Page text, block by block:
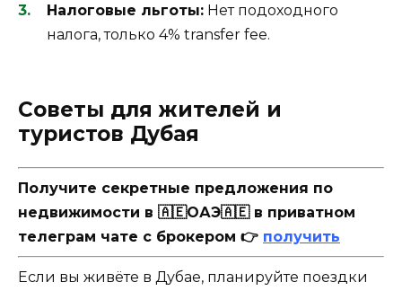
Налоговые льготы: Нет подоходного
налога, только 4% transfer fee.
Советы для жителей и
туристов Дубая
Получите секретные предложения по
недвижимости в 🇦🇪ОАЭ🇦🇪 в приватном
телеграм чате с брокером 👉 получить
Если вы живёте в Дубае, планируйте поездки